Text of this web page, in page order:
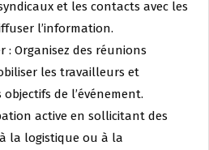
et les contacts avec les
l’information.
: Organisez des réunions
les travailleurs et
de l’événement.
active en sollicitant des
la logistique ou à la